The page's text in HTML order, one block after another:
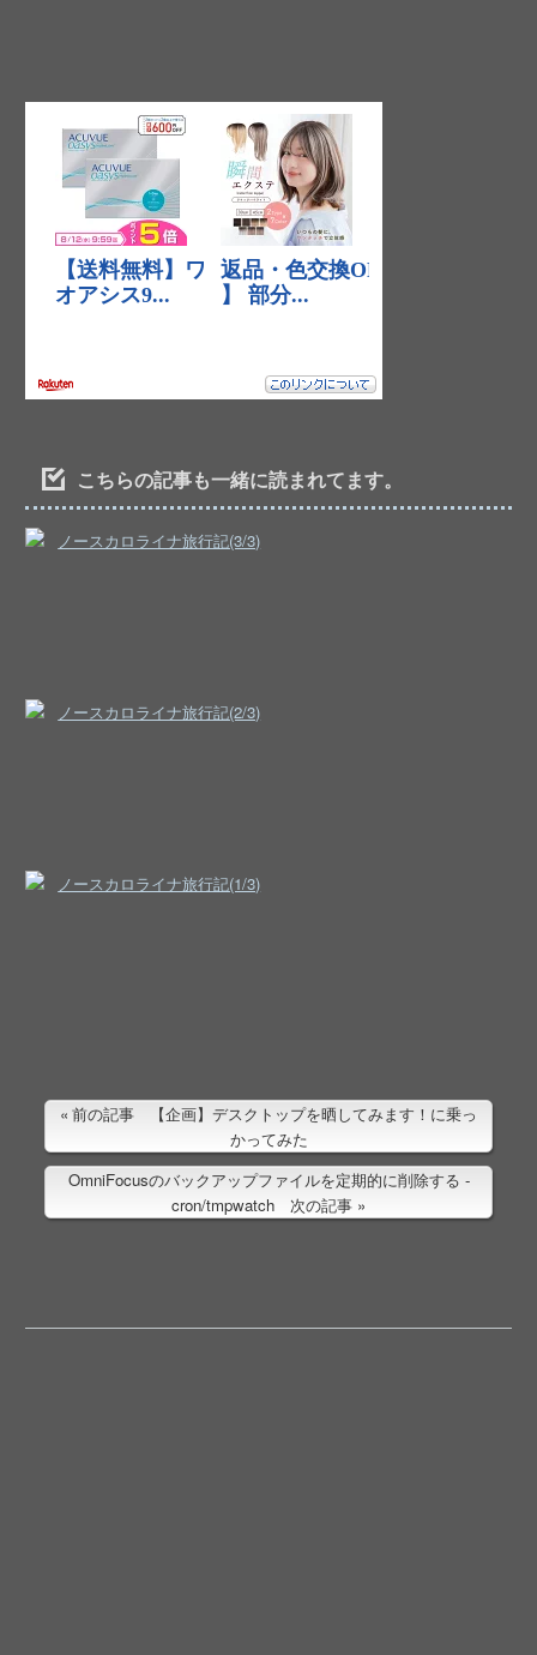
こちらの記事も一緒に読まれてます。
ノースカロライナ旅行記(3/3)
ノースカロライナ旅行記(2/3)
ノースカロライナ旅行記(1/3)
前の記事 【企画】デスクトップを晒してみます！に乗っ
かってみた
OmniFocusのバックアップファイルを定期的に削除する -
cron/tmpwatch 次の記事